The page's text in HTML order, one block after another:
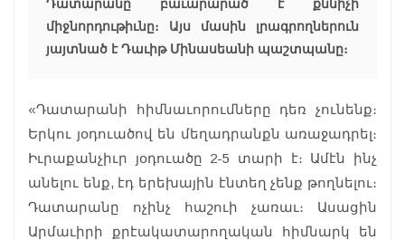
Դատարանը բաւարարած է քննիչի
միջնորդութիւնը։ Այս մասին լրագրողներուն
յայտնած է Դաւիթ Մինասեանի պաշտպանը։
«Դատարանի հիմնաւորումները դեռ չունենք։
Երկու յօդուածով են մեղադրանքն առաջադրել։
Իւրաքանչիւր յօդուածը 2-5 տարի է։ Ամէն ինչ
անելու ենք, էդ երեխային էնտեղ չենք թողնելու։
Դատարանը ոչինչ հաշուի չառաւ։ Ասացին
Արմաւիրի քրէակատարողական հիմնարկ են